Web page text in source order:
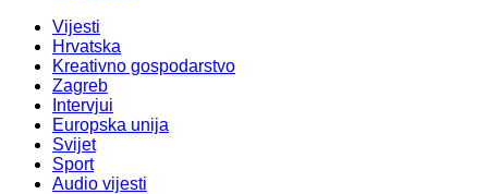
Vijesti
Hrvatska
Kreativno gospodarstvo
Zagreb
Intervjui
Europska unija
Svijet
Sport
Audio vijesti